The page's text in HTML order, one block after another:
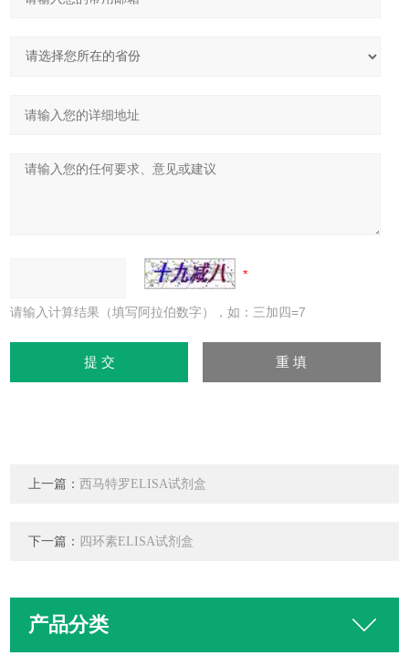
请输入计算结果（填写阿拉伯数字），如：三加四=7
上一篇：西马特罗ELISA试剂盒
下一篇： 四环素ELISA试剂盒
产品分类